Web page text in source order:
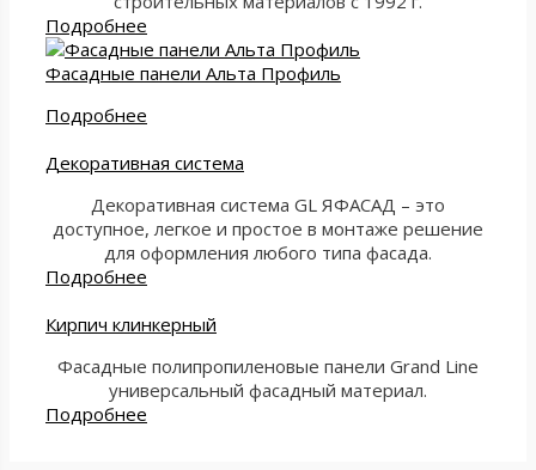
Подробнее
Фасадные панели Альта Профиль
Подробнее
Декоративная система
Декоративная система GL ЯФАСАД – это
доступное, легкое и простое в монтаже решение
для оформления любого типа фасада.
Подробнее
Кирпич клинкерный
Фасадные полипропиленовые панели Grand Line
универсальный фасадный материал.
Подробнее